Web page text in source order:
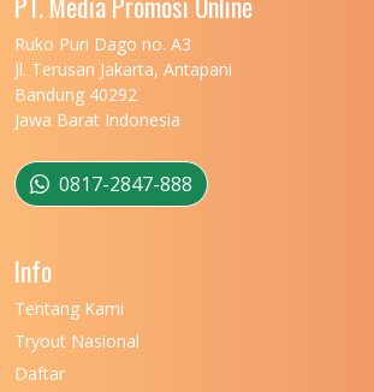
UNIVERSITAS MARITIM RAJA ALI HAJI
UNIVERSITAS MATARAM
UNIVERSITAS MULAWARMAN
UNIVERSITAS MUSAMUS
UNIVERSITAS NEGERI KHAIRUN
Ruko Puri Dago no. A3
Jl. Terusan Jakarta, Antapani
Bandung 40292
Jawa Barat Indonesia
0817-2847-888
Info
Tentang Kami
Tryout Nasional
Daftar